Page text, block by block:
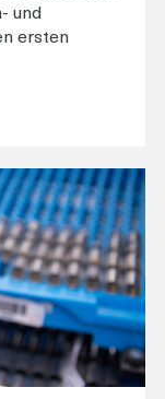
und
ersten